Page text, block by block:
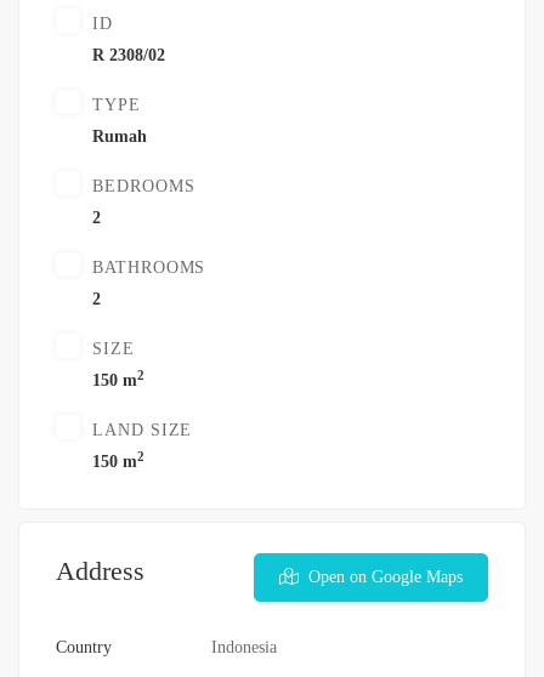
ID
R 2308/02
TYPE
Rumah
BEDROOMS
2
BATHROOMS
2
SIZE
150 m2
LAND SIZE
150 m2
Address Open on Google Maps
Country Indonesia